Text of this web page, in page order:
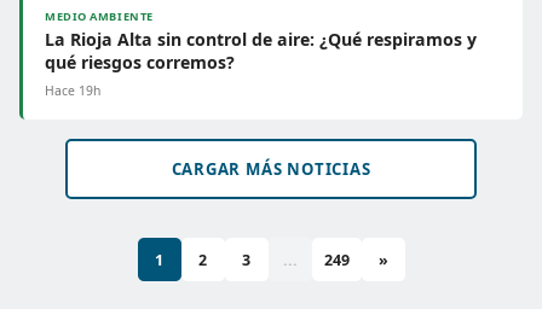
MEDIO AMBIENTE
La Rioja Alta sin control de aire: ¿Qué respiramos y
qué riesgos corremos?
Hace 19h
CARGAR MÁS NOTICIAS
1 2 3 ... 249 »